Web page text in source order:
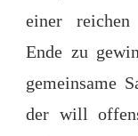
einer
Ende zu
gemeinsame
der will